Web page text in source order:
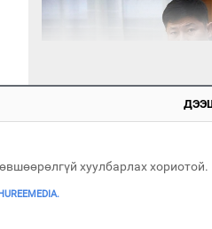
дугаартай автомашинтай
хуулбарлах хориотой.